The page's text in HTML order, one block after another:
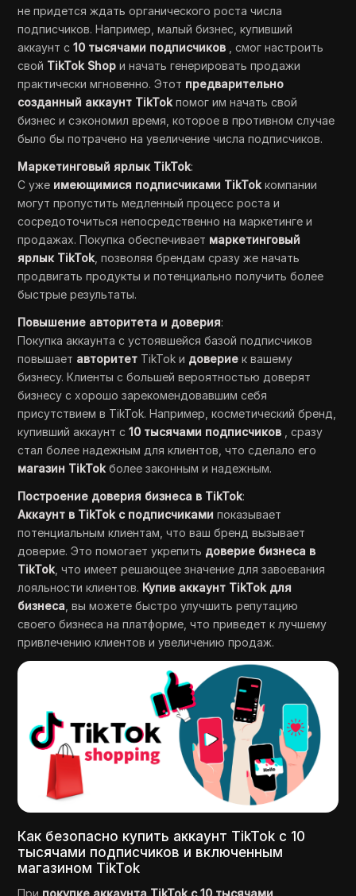
не придется ждать органического роста числа
подписчиков. Например, малый бизнес, купивший
аккаунт с10 тысячами подписчиков , смог настроить
свой TikTok Shop и начать генерировать продажи
практически мгновенно. Этот предварительно
созданный аккаунт TikTok помог им начать свой
бизнес и сэкономил время, которое в противном случае
было бы потрачено на увеличение числа подписчиков.
Маркетинговый ярлык TikTok:
С уже имеющимися подписчиками TikTok компании
могут пропустить медленный процесс роста и
сосредоточиться непосредственно на маркетинге и
продажах. Покупка обеспечивает маркетинговый
ярлык TikTok , позволяя брендам сразу же начать
продвигать продукты и потенциально получить более
быстрые результаты.
Повышение авторитета и доверия:
Покупка аккаунта с устоявшейся базой подписчиков
повышает авторитет TikTok и доверие к вашему
бизнесу. Клиенты с большей вероятностью доверят
бизнесу с хорошо зарекомендовавшим себя
присутствием в TikTok. Например, косметический бренд,
купивший аккаунт с10 тысячами подписчиков , сразу
стал более надежным для клиентов, что сделало его
магазин TikTok более законным и надежным.
Построение доверия бизнеса в TikTok:
Аккаунт в TikTok с подписчиками показывает
потенциальным клиентам, что ваш бренд вызывает
доверие. Это помогает укрепить доверие бизнеса в
TikTok , что имеет решающее значение для завоевания
лояльности клиентов. Купив аккаунт TikTok для
бизнеса , вы можете быстро улучшить репутацию
своего бизнеса на платформе, что приведет к лучшему
привлечению клиентов и увеличению продаж.
Как безопасно купить аккаунт TikTok с 10
тысячами подписчиков и включенным
магазином TikTok
При покупке аккаунта TikTok с 10 тысячами